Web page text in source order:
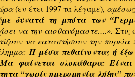
(εν έτει 1997 τα λέγαμε),
δυνατά τη μπότα των
να την αισθανόμαστε….». Στις
να καταστήσουν την πορεία
Ή μέσα πεθαίνοντας ή έξω
φαίνεται ολοκάθαρα:
“χωρίς ημερομηνία λήξης”